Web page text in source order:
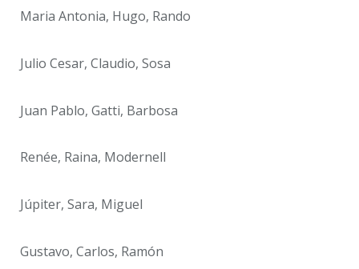
Maria Antonia, Hugo, Rando
Julio Cesar, Claudio, Sosa
Juan Pablo, Gatti, Barbosa
Renée, Raina, Modernell
Júpiter, Sara, Miguel
Gustavo, Carlos, Ramón